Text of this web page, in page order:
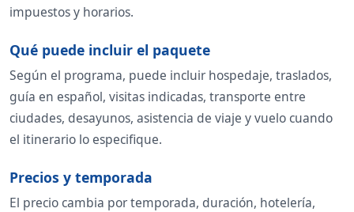
impuestos y horarios.
Qué puede incluir el paquete
Según el programa, puede incluir hospedaje, traslados,
guía en español, visitas indicadas, transporte entre
ciudades, desayunos, asistencia de viaje y vuelo cuando
el itinerario lo especifique.
Precios y temporada
El precio cambia por temporada, duración, hotelería,